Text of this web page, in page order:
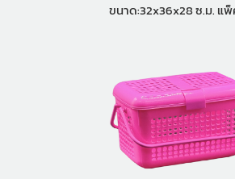
ขนาด:32x36x28 ซ.ม. แพ็คกิ้ง